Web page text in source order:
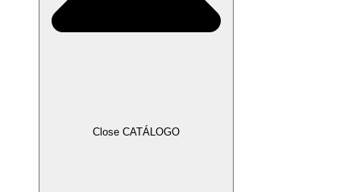
Close CATÁLOGO